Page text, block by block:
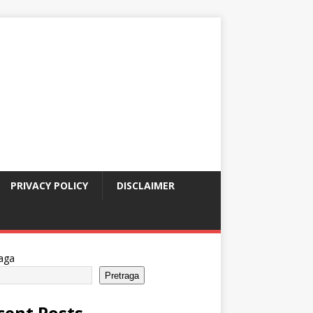
PRIVACY POLICY DISCLAIMER
Pretraga